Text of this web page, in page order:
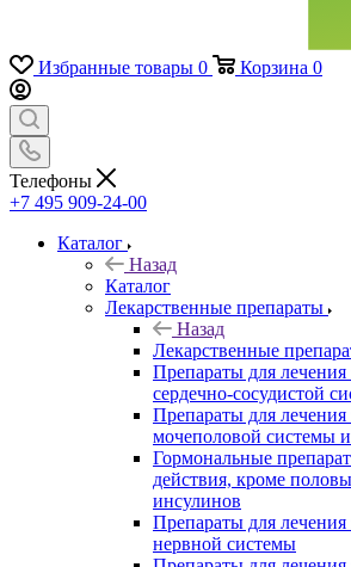
Избранные товары 0 Корзина 0
Телефоны
+7 495 909-24-00
Каталог
Назад
Каталог
Лекарственные препараты
Назад
Лекарственные
Препараты для лечения
сердечно-сосудистой
Препараты для лечения
мочеполовой системы
Гормональные
действия, кроме
инсулинов
Препараты для лечения
нервной системы